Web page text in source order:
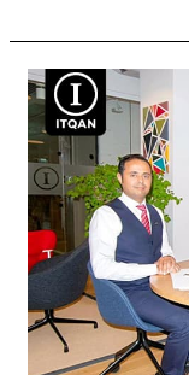
كل
ما
تحتاجة
عند
تأسيس
شركتك
فى
الأمارات